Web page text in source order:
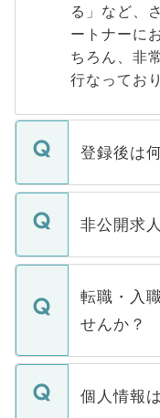
る」など、
ートナーに
ちろん、非
行なってお
登録後は
ご登録いた
登録内容を
ます。通常
いただきま
い。
非公開求
マイナビ
うち約3割
けない「非
下記の理由
ません。
■応募殺到
転職・入
せんか？
転職・入職
ん。また、
個人情報